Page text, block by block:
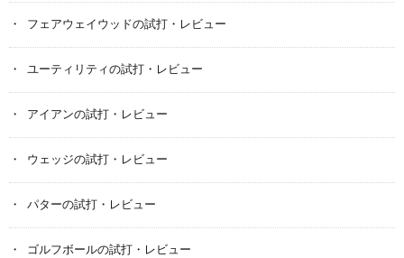
フェアウェイウッドの試打・レビュー
ユーティリティの試打・レビュー
アイアンの試打・レビュー
ウェッジの試打・レビュー
パターの試打・レビュー
ゴルフボールの試打・レビュー